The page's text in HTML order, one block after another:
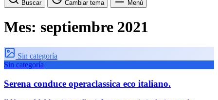
Buscar Cambiar tema Menú
Mes: septiembre 2021
Sin categoría
Sin categoría
Serena conduce operaclassica eco italiano.